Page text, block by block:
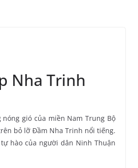
Nha Trinh
gió của miền Nam Trung Bộ
bỏ lỡ Đầm Nha Trinh nổi tiếng.
hào của người dân Ninh Thuận